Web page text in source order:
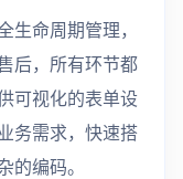
生命周期管理，
后，所有环节都
可视化的表单设
务需求，快速搭
的编码。